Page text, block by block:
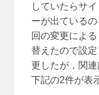
していたらサ
ーが出ている
回の変更によ
替えたので設
更したが，関連
下記の2件が表